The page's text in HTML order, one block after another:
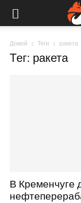
Домой Теги ракета
Тег: ракета
В Кременчуге